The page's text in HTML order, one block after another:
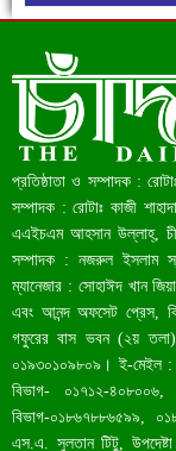
রেকর্ড ৪৫.৪৬ বিলিয়ন
বাংলাদেশ আজ মধ্যম
প্রতিষ্ঠাতা ও সম্পাদক :
সম্পাদক : রোটাঃ কাজী
এএইচএম আহসান উল্লাহ্,
সম্পাদক : নজরুল ইসলাম
ম্যানেজার : সোহাঈদ খান
এবং আনন্দ অফসেট প্রেস,
গফুরের বাস ভবন (২য়
০১৯৩০১০৯৮০৯। ই-মেইল
বিভাগ- ০১৭১২-৪০৮০০৬,
বিভাগ-০১৮৬৭৮৮৬৫৯৯,
এস.এ. সুলতান টিটু,